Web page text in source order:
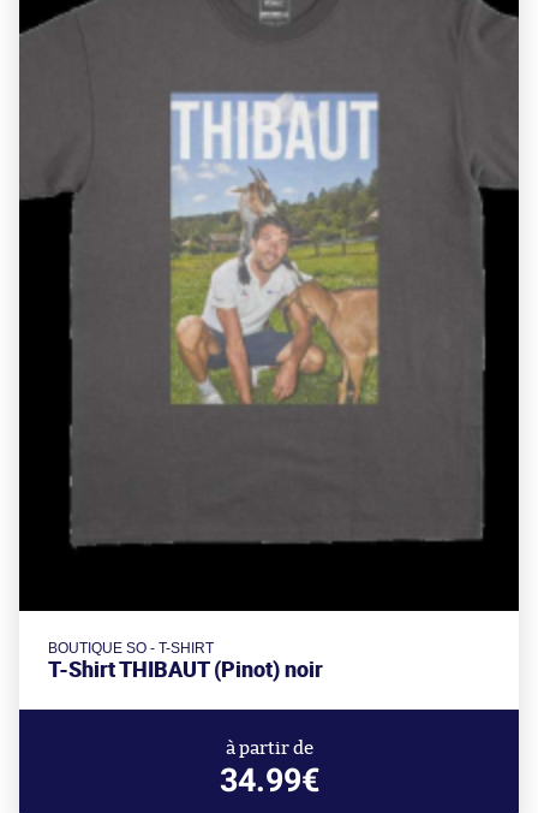
BOUTIQUE SO - T-SHIRT
T-Shirt THIBAUT (Pinot) noir
à partir de
34.99€